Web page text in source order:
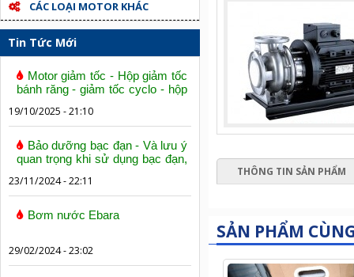
CÁC LOẠI MOTOR KHÁC
Tin Tức Mới
Motor giảm tốc - Hộp giảm tốc
bánh răng - giảm tốc cyclo - hộp
19/10/2025 - 21:10
Bảo dưỡng bạc đạn - Và lưu ý
quan trọng khi sử dụng bạc đạn,
23/11/2024 - 22:11
Bơm nước Ebara
29/02/2024 - 23:02
THÔNG TIN SẢN PHẨM
SẢN PHẨM